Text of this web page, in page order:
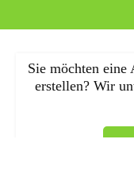
Sie möchten eine
erstellen? Wir